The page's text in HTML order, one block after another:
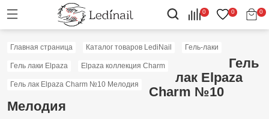
0 0 0
Главная страница Каталог товаров LediNail Гель-лаки
Гель лаки Elpaza Elpaza коллекция Charm
Гель лак Elpaza Charm №10 Мелодия
Гель
лак Elpaza
Charm №10
Мелодия